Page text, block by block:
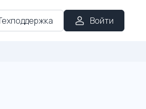
Войти